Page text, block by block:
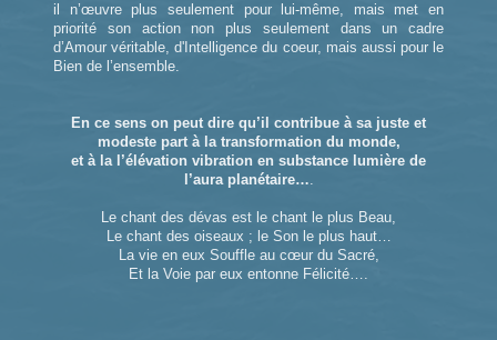
il n’œuvre plus seulement pour lui-même, mais met en
priorité son action non plus seulement dans un cadre
d’Amour véritable, d'Intelligence du coeur, mais aussi pour le
Bien de l’ensemble.
En ce sens on peut dire qu’il contribue à sa juste et
modeste part à la transformation du monde,
et à la l’élévation vibration en substance lumière de
l’aura planétaire….
Le chant des dévas est le chant le plus Beau,
Le chant des oiseaux ; le Son le plus haut…
La vie en eux Souffle au cœur du Sacré,
Et la Voie par eux entonne Félicité….